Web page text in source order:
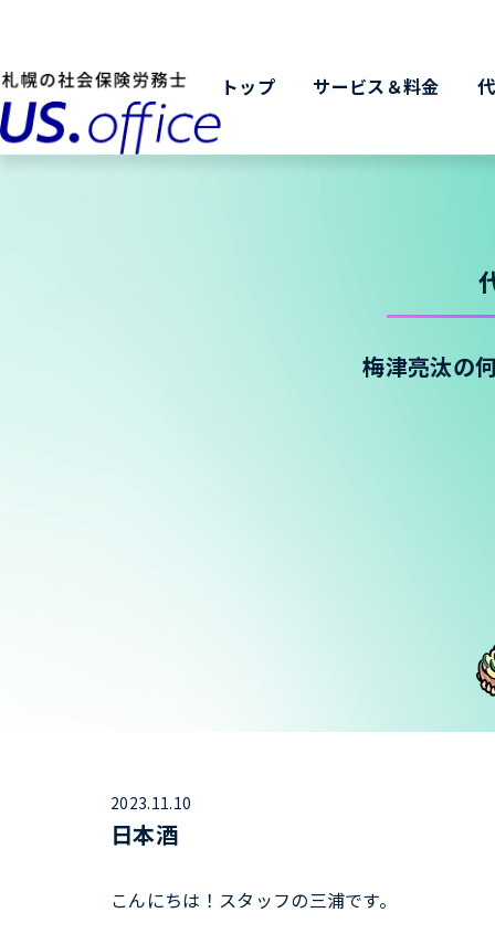
トップ サービス＆料金
梅津亮汰の
2023.11.10
日本酒
こんにちは！スタッフの三浦です。